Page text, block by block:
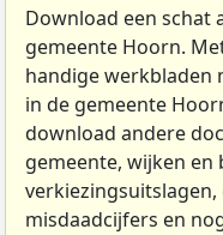
Download een schat
gemeente Hoorn.
handige werkbladen
in de gemeente
download andere
gemeente, wijken en
misdaadcijfers en